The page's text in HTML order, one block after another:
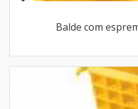
Balde com